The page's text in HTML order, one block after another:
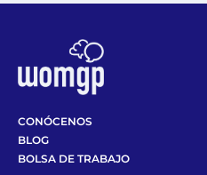
CONÓCENOS
BLOG
BOLSA DE TRABAJO